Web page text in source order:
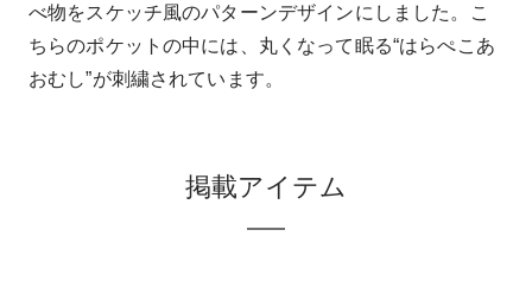
べ物をスケッチ風のパターンデザインにしました。こ
ちらのポケットの中には、丸くなって眠る“はらぺこあ
おむし”が刺繍されています。
掲載アイテム